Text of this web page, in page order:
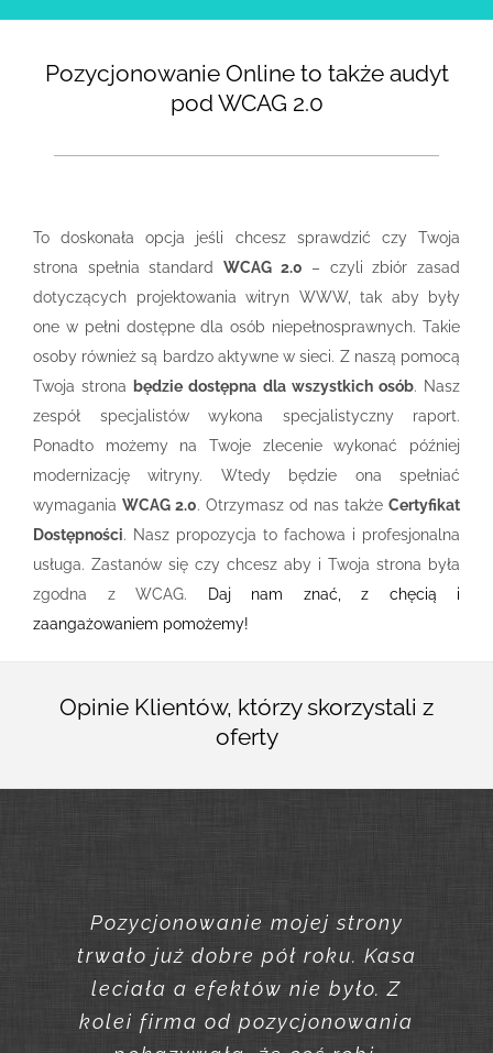
Pozycjonowanie Online to także audyt
pod WCAG 2.0
To doskonała opcja jeśli chcesz sprawdzić czy Twoja
strona spełnia standard WCAG 2.0 – czyli zbiór zasad
dotyczących projektowania witryn WWW, tak aby były
one w pełni dostępne dla osób niepełnosprawnych. Takie
osoby również są bardzo aktywne w sieci. Z naszą pomocą
Twoja strona będzie dostępna dla wszystkich osób. Nasz
zespół specjalistów wykona specjalistyczny raport.
Ponadto możemy na Twoje zlecenie wykonać później
modernizację witryny. Wtedy będzie ona spełniać
wymagania WCAG 2.0. Otrzymasz od nas także Certyfikat
Dostępności. Nasz propozycja to fachowa i profesjonalna
usługa. Zastanów się czy chcesz aby i Twoja strona była
zgodna z WCAG.
Daj nam znać, z chęcią i
zaangażowaniem pomożemy!
Opinie Klientów, którzy skorzystali z
oferty
Pozycjonowanie mojej strony
trwało już dobre pół roku. Kasa
leciała a efektów nie było. Z
kolei firma od pozycjonowania
Bloga zaprojektowałem
samodzielnie, WCAG 2.0 też
ogarnąłem jakoś sam. Myślałem
już powoli o pozycjonowaniu SEO,